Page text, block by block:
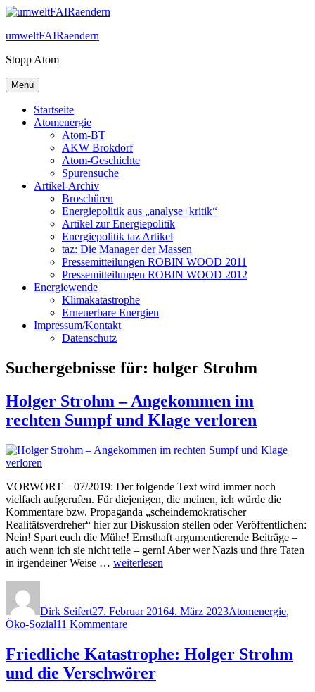
Zum
springen
umweltFAIRaendern
Stopp Atom
Menü
Startseite
Atomenergie
Atom-BT
AKW Brokdorf
Atom-Geschichte
Spurensuche
Artikel-Archiv
Broschüren
Energiepolitik aus „analyse+kritik“
Artikel zur Energiepolitik
Energiepolitik taz Artikel
taz: Die Manager der Massen
Pressemitteilungen ROBIN WOOD 2011
Pressemitteilungen ROBIN WOOD 2012
Energiewende
Klimakatastrophe
Erneuerbare Energien
Impressum/Kontakt
Datenschutz
Suchergebnisse für: holger Strohm
Holger Strohm – Angekommen im
rechten Sumpf und Klage verloren
VORWORT – 07/2019: Der folgende Text wird immer noch
vielfach aufgerufen. Für diejenigen, die meinen, ich würde die
Kommentare bzw. Propaganda „scheindemokratischer
Realitätsverdreher“ hier zur Diskussion stellen oder Veröffentlichen:
Nein! Spart euch die Mühe! Ernsthaft argumentierende Beiträge –
auch wenn ich sie nicht teile – gern! Aber wer Nazis und ihre Taten
in irgendeiner Weise … „Holger
im
rechten
und
Klage
verloren“
weiterlesen
Dirk Seifert27. Februar 20164. März 2023Atomenergie,
Öko-Sozial11 Kommentarezu
Strohm
–
Angekommen
Friedliche Katastrophe: Holger Strohm
und die Verschwörer